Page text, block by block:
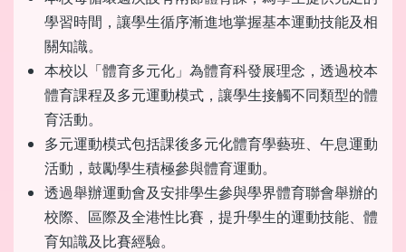
學習時間，讓學生循序漸進地掌握基本運動技能及相
關知識。
本校以「體育多元化」為體育科發展理念，透過校本
體育課程及多元運動模式，讓學生接觸不同類型的體
育活動。
多元運動模式包括課後多元化體育學藝班、午息運動
活動，鼓勵學生積極參與體育運動。
透過舉辦運動會及安排學生參與學界體育聯會舉辦的
校際、區際及全港性比賽，提升學生的運動技能、體
育知識及比賽經驗。